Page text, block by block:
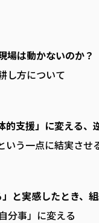
場は動かないのか？
し方について
支援」に変える、
いう一点に結実させ
と実感したとき、
分事」に変える